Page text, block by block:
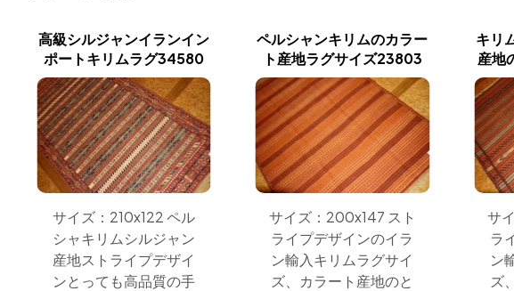
高級シルジャンイランイン
ポートキリムラグ34580
サイズ：210x122 ペル
シャキリムシルジャン
産地ストライプデザイ
ンとっても高品質の手
ペルシャンキリムのカラー
ト産地ラグサイズ23803
サイズ：200x147 スト
ライプデザインのイラ
ン輸入キリムラグサイ
ズ、カラート産地のと
キリ
産地
サ
ラ
ン
ズ